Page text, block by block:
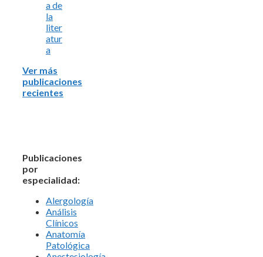
a de
la
liter
atur
a
Ver más
publicaciones
recientes
Publicaciones
por
especialidad:
Alergología
Análisis
Clínicos
Anatomía
Patológica